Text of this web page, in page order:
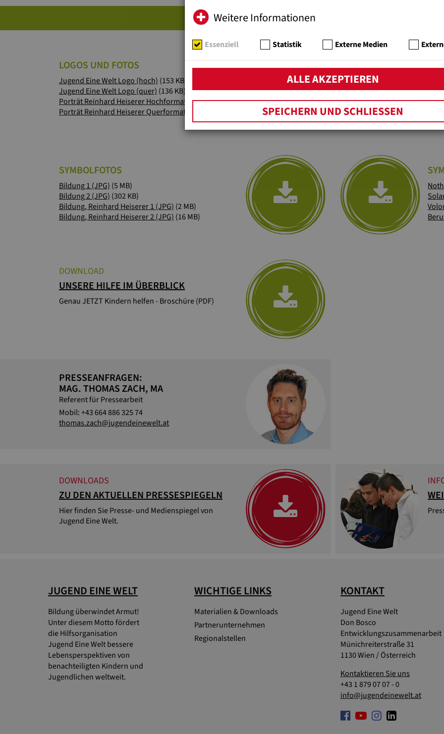
PRESSE-DOWNLOADS
LOGOS UND FOTOS
Jugend Eine Welt Logo (hoch) (153 KB)
Jugend Eine Welt Logo (quer) (136 KB)
Porträt Reinhard Heiserer Hochformat
(2 MB)
Porträt Reinhard Heiserer Querformat
SYMBOLFOTOS
Bildung 1 (JPG) (5 MB)
Bildung 2 (JPG) (302 KB)
Bildung, Reinhard Heiserer 1 (JPG) (2 MB)
Bildung, Reinhard Heiserer 2 (JPG) (16 MB)
DOWNLOAD
UNSERE HILFE IM ÜBERBLICK
Genau JETZT Kindern helfen - Broschüre (PDF)
PRESSEANFRAGEN:
MAG. THOMAS ZACH, MA
Referent für Pressearbeit
Mobil: +43 664 886 325 74
thomas.zach@jugendeinewelt.at
DOWNLOADS
ZU DEN AKTUELLEN PRESSESPIEGELN
Hier finden Sie Presse- und Medienspiegel von
Jugend Eine Welt.
JUGEND EINE WELT
Bildung überwindet Armut!
Unter diesem Motto fördert
die Hilfsorganisation
Jugend Eine Welt bessere
Lebensperspektiven von
benachteiligten Kindern und
Jugendlichen weltweit.
WICHTIGE LINKS
Materialien & Downloads
Partnerunternehmen
Regionalstellen
KONTAKT
Jugend Eine Welt
Don Bosco
Entwicklungszusammenarbeit
Münichreiterstraße 31
1130 Wien / Österreich
Kontaktieren Sie uns
+43 1 879 07 07 - 0
info@jugendeinewelt.at
Weitere Informationen
Essenziell Statistik Externe Medien
ALLE AKZEPTIEREN
SPEICHERN UND SCHLIESSEN